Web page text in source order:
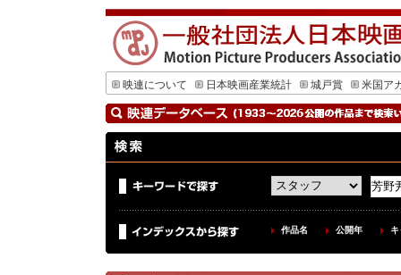
映連について 日本映画産業統計 城戸賞 米国ア
作品名 公開年